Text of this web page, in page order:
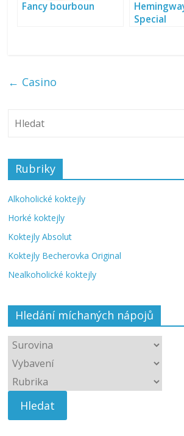
Fancy bourboun
Special
← Casino
Rubriky
Alkoholické koktejly
Horké koktejly
Koktejly Absolut
Koktejly Becherovka Original
Nealkoholické koktejly
Hledání míchaných nápojů